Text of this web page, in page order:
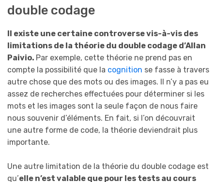
double codage
Il existe une certaine controverse vis-à-vis des
limitations de la théorie du double codage d’Allan
Paivio. Par exemple, cette théorie ne prend pas en
compte la possibilité que la cognition se fasse à travers
autre chose que des mots ou des images. Il n’y a pas eu
assez de recherches effectuées pour déterminer si les
mots et les images sont la seule façon de nous faire
nous souvenir d’éléments. En fait, si l’on découvrait
une autre forme de code, la théorie deviendrait plus
importante.
Une autre limitation de la théorie du double codage est
qu’elle n’est valable que pour les tests au cours